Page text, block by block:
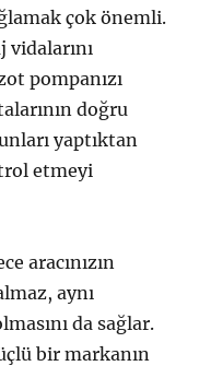
çok önemli.
vidalarını
pompanızı
doğru
yaptıktan
etmeyi
aracınızın
aynı
da sağlar.
bir markanın